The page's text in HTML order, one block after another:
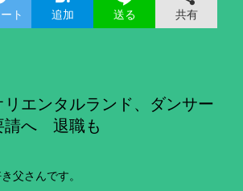
ト 追加 送る 共有
リエンタルランド、ダンサー
請へ 退職も
父さんです。